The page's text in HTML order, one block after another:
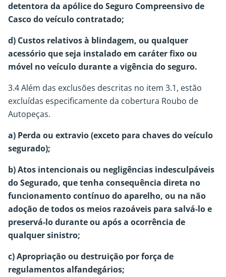
detentora da apólice do Seguro Compreensivo de
Casco do veículo contratado;
d) Custos relativos à blindagem, ou qualquer
acessório que seja instalado em caráter fixo ou
móvel no veículo durante a vigência do seguro.
3.4 Além das exclusões descritas no item 3.1, estão
excluídas especificamente da cobertura Roubo de
Autopeças.
a) Perda ou extravio (exceto para chaves do veículo
segurado);
b) Atos intencionais ou negligências indesculpáveis
do Segurado, que tenha consequência direta no
funcionamento contínuo do aparelho, ou na não
adoção de todos os meios razoáveis para salvá-lo e
preservá-lo durante ou após a ocorrência de
qualquer sinistro;
c) Apropriação ou destruição por força de
regulamentos alfandegários;